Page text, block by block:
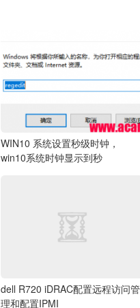
WIN10 系统设置秒级时钟，
win10系统时钟显示到秒
dell R720 iDRAC配置远程访问管
理和配置IPMI